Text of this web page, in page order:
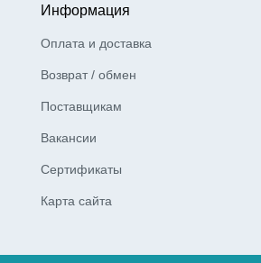
Информация
Оплата и доставка
Возврат / обмен
Поставщикам
Вакансии
Сертификаты
Карта сайта